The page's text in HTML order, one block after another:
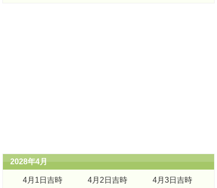
2028年4月
4月1日吉時 4月2日吉時
4月3日吉時